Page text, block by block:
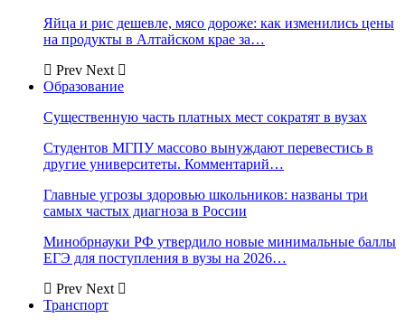
Яйца и рис дешевле, мясо дороже: как изменились цены
на продукты в Алтайском крае за…
Prev Next
Образование
Существенную часть платных мест сократят в вузах
Студентов МГПУ массово вынуждают перевестись в
другие университеты. Комментарий…
Главные угрозы здоровью школьников: названы три
самых частых диагноза в России
Минобрнауки РФ утвердило новые минимальные баллы
ЕГЭ для поступления в вузы на 2026…
Prev Next
Транспорт